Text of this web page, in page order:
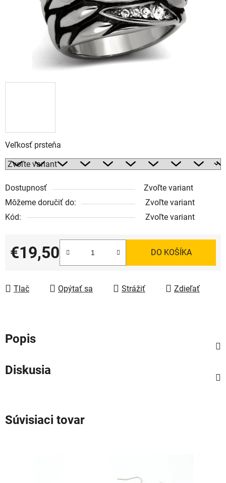
Veľkosť prsteňa
Dostupnosť
Zvoľte variant
Môžeme doručiť do:
Zvoľte variant
Kód:
Zvoľte variant
€19,50
Jednotková cena:
DO KOŠÍKA
Tlač Opýtať sa Strážiť Zdieľať
Popis
Diskusia
Súvisiaci tovar